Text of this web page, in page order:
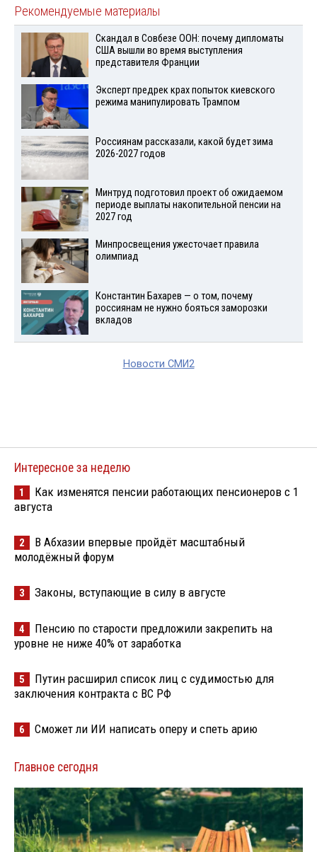
Рекомендуемые материалы
Скандал в Совбезе ООН: почему дипломаты
США вышли во время выступления
представителя Франции
Эксперт предрек крах попыток киевского
режима манипулировать Трампом
Россиянам рассказали, какой будет зима
2026-2027 годов
Минтруд подготовил проект об ожидаемом
периоде выплаты накопительной пенсии на
2027 год
Минпросвещения ужесточает правила
олимпиад
Константин Бахарев — о том, почему
россиянам не нужно бояться заморозки
вкладов
Новости СМИ2
Интересное за неделю
1
Как изменятся пенсии работающих пенсионеров с 1
августа
2
В Абхазии впервые пройдёт масштабный
молодёжный форум
3 Законы, вступающие в силу в августе
4
Пенсию по старости предложили закрепить на
уровне не ниже 40% от заработка
5
Путин расширил список лиц с судимостью для
заключения контракта с ВС РФ
6 Сможет ли ИИ написать оперу и спеть арию
Главное сегодня